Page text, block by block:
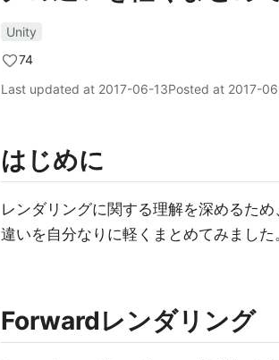
Unity
74
Last updated at 2017-06-13Posted at 2017-
はじめに
レンダリングに関する理解を深めるた
違いを自分なりに軽くまとめてみました
Forwardレンダリング